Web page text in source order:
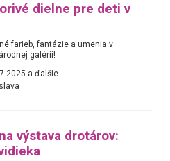
dielne pre deti v
farieb, fantázie a umenia v
galérii!
a ďalšie
výstava drotárov: